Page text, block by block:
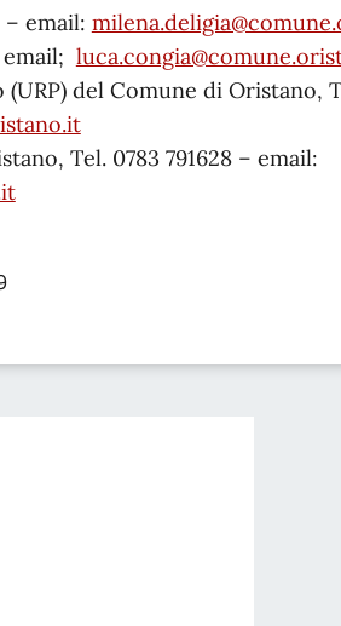
– email:
del Comune di Oristano,
Tel. 0783 791628 – email: